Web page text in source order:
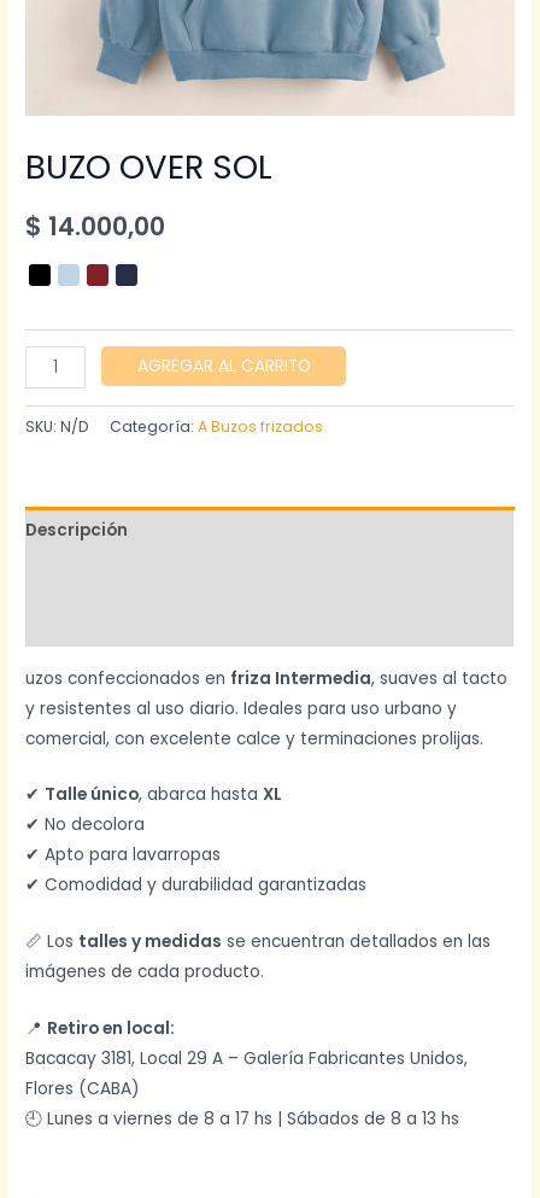
BUZO OVER SOL
$ 14.000,00
BUZO
OVER
SOL
AGREGAR AL CARRITO
SKU:N/D Categoría:A Buzos frizados
Descripción
uzos confeccionados en friza Intermedia, suaves al tacto
y resistentes al uso diario. Ideales para uso urbano y
comercial, con excelente calce y terminaciones prolijas.
✔ Talle único, abarca hastaXL
✔ No decolora
✔ Apto para lavarropas
✔ Comodidad y durabilidad garantizadas
📏 Los talles y medidas se encuentran detallados en las
imágenes de cada producto.
📍 Retiro en local:
Bacacay 3181, Local 29 A – Galería Fabricantes Unidos,
Flores (CABA)
🕘 Lunes a viernes de 8 a 17 hs | Sábados de 8 a 13 hs